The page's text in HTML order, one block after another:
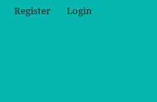
Register Login